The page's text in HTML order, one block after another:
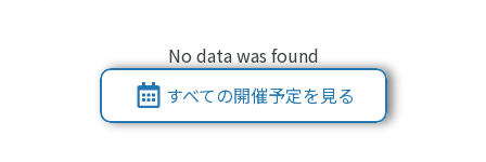
No data was found
すべての開催予定を見る